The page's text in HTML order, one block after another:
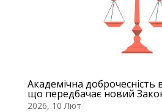
Академічна доброчесність
що передбачає новий
2026, 10 Лют